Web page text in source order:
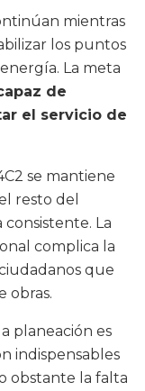
mientras
los puntos
La meta
de
el servicio de
se mantiene
resto del
La
complica la
que
obras.
planeación es
indispensables
obstante la falta